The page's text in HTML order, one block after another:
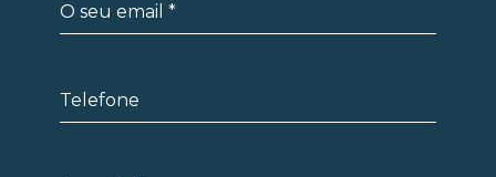
O seu email *
Telefone